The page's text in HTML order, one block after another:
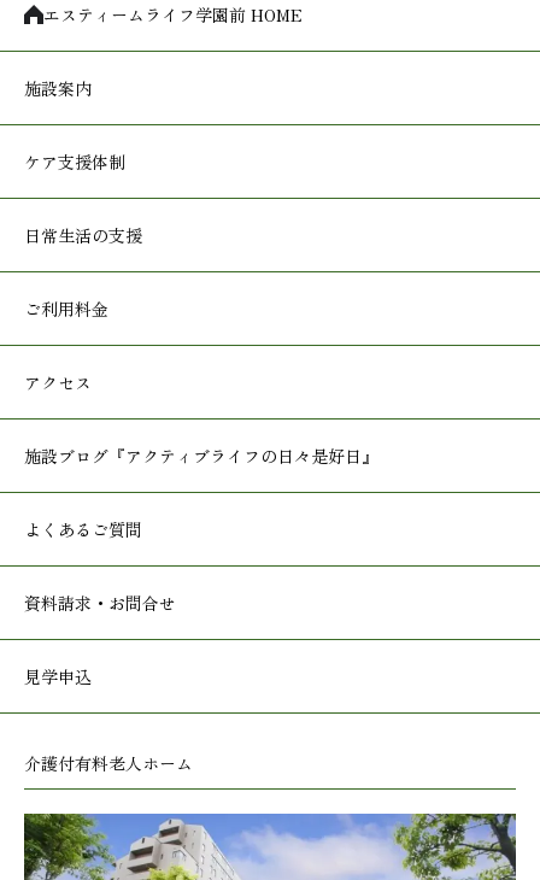
エスティームライフ学園前 HOME
施設案内
ケア支援体制
日常生活の支援
ご利用料金
アクセス
施設ブログ 『アクティブライフの日々是好日』
よくあるご質問
資料請求・お問合せ
見学申込
介護付有料老人ホーム